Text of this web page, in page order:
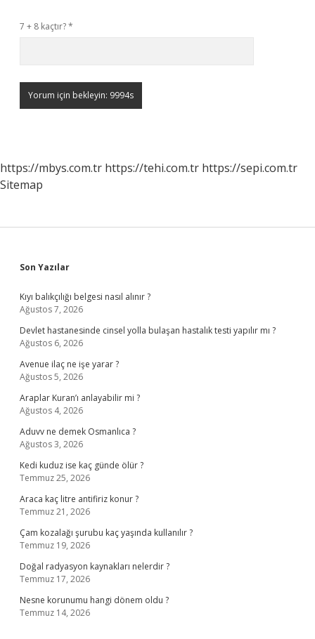
7 + 8 kaçtır?*
https://mbys.com.tr https://tehi.com.tr https://sepi.com.tr
Sitemap
Sidebar
Son Yazılar
Kıyı balıkçılığı belgesi nasıl alınır ?
Ağustos 7, 2026
Devlet hastanesinde cinsel yolla bulaşan hastalık testi yapılır mı ?
Ağustos 6, 2026
Avenue ilaç ne işe yarar ?
Ağustos 5, 2026
Araplar Kuran’ı anlayabilir mi ?
Ağustos 4, 2026
Aduvv ne demek Osmanlıca ?
Ağustos 3, 2026
Kedi kuduz ise kaç günde ölür ?
Temmuz 25, 2026
Araca kaç litre antifiriz konur ?
Temmuz 21, 2026
Çam kozalağı şurubu kaç yaşında kullanılır ?
Temmuz 19, 2026
Doğal radyasyon kaynakları nelerdir ?
Temmuz 17, 2026
Nesne korunumu hangi dönem oldu ?
Temmuz 14, 2026